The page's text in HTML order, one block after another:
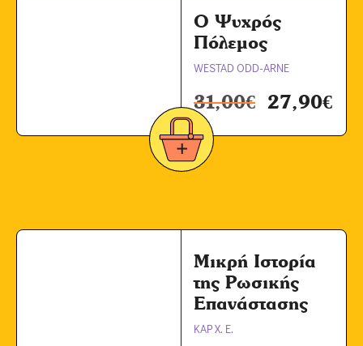
Ο Ψυχρός
Πόλεμος
WESTAD ODD-ARNE
31,00€ 27,90€
Μικρή Ιστορία
της Ρωσικής
Επανάστασης
ΚΑΡ Χ. Ε.